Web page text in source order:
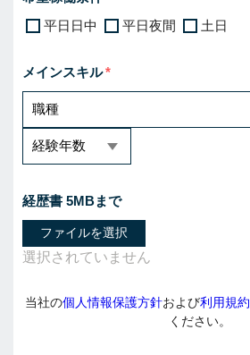
平日日中
平日夜間 土日
メインスキル
経歴書 5MBまで
ファイルを選択
当社の個人情報保護方針および利用規約
ください。